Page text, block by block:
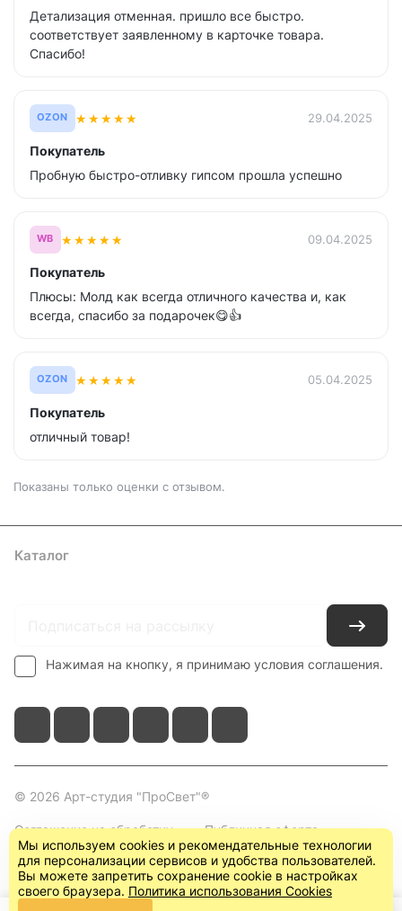
Детализация отменная. пришло все быстро.
соответствует заявленному в карточке товара.
Спасибо!
OZON ★★★★★ 29.04.2025
Покупатель
Пробную быстро-отливку гипсом прошла успешно
WB ★★★★★ 09.04.2025
Покупатель
Плюсы: Молд как всегда отличного качества и, как
всегда, спасибо за подарочек😋👍
OZON ★★★★★ 05.04.2025
Покупатель
отличный товар!
Показаны только оценки с отзывом.
Каталог
Нажимая на кнопку, я принимаю условия соглашения.
© 2026 Арт-студия "ПроСвет"®
Соглашение на обработку
персональных данных
Публичная оферта
(пользовательское
соглашение)
Мы используем cookies и рекомендательные технологии
для персонализации сервисов и удобства пользователей.
Вы можете запретить сохранение cookie в настройках
своего браузера. Политика использования Cookies